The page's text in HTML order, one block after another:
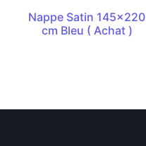
Nappe Satin 145×220
cm Bleu ( Achat )